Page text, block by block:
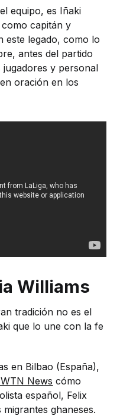
equipo, es Iñaki
capitán y
este legado, como lo
antes del partido
y personal
oración en los
Williams
tradición no es el
que lo une con la fe
en Bilbao (España),
News cómo
español, Felix
ghaneses.